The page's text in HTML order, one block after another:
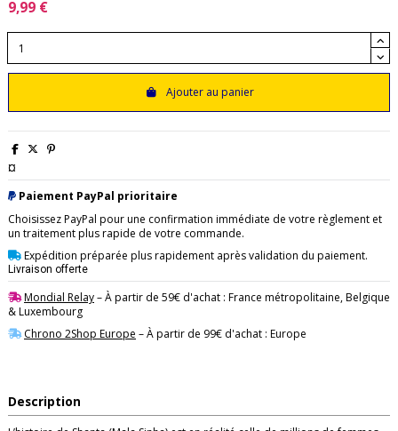
9,99 €
Ajouter au panier
¤
Paiement PayPal prioritaire
Choisissez PayPal pour une confirmation immédiate de votre règlement et
un traitement plus rapide de votre commande.
Expédition préparée plus rapidement après validation du paiement.
Livraison offerte
Mondial Relay– À partir de 59€ d'achat : France métropolitaine, Belgique
& Luxembourg
Chrono 2Shop Europe – À partir de 99€ d'achat : Europe
Description